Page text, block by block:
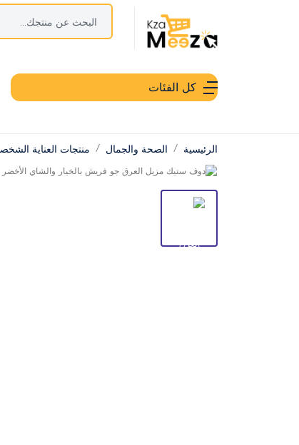
كل الفئات
الرئيسية الصحة والجمال منتجات العناية